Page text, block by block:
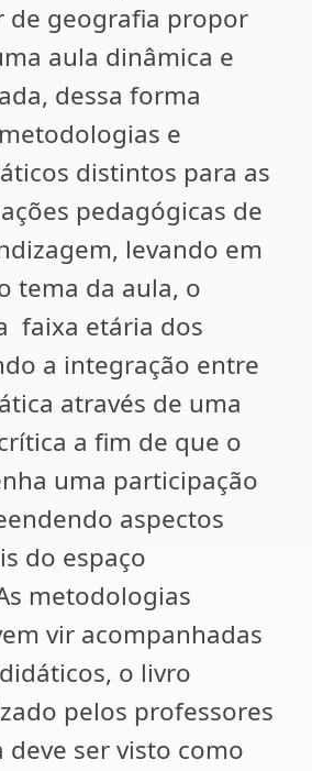
de geografia propor
aula dinâmica e
dessa forma
e
distintos para as
pedagógicas de
levando em
tema da aula, o
faixa etária dos
a integração entre
através de uma
a fim de que o
uma participação
aspectos
do espaço
metodologias
vir acompanhadas
o livro
pelos professores
ser visto como